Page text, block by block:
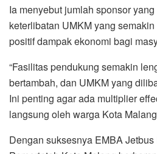
Ia menyebut jumlah sponsor
keterlibatan UMKM yang
positif dampak ekonomi bagi
“Fasilitas pendukung semakin
bertambah, dan UMKM yang
Ini penting agar ada multiplier
langsung oleh warga Kota
Dengan suksesnya EMBA